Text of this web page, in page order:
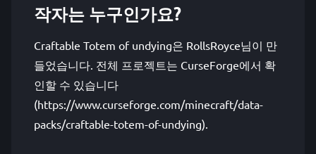
작자는 누구인가요?
Craftable Totem of undying은 RollsRoyce님이 만
들었습니다. 전체 프로젝트는 CurseForge에서 확
인할 수 있습니다
(https://www.curseforge.com/minecraft/data-
packs/craftable-totem-of-undying).